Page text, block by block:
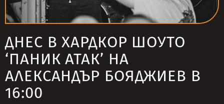
ДНЕС В ХАРДКОР ШОУТО
‘ПАНИК АТАК’ НА
АЛЕКСАНДЪР БОЯДЖИЕВ В
16:00